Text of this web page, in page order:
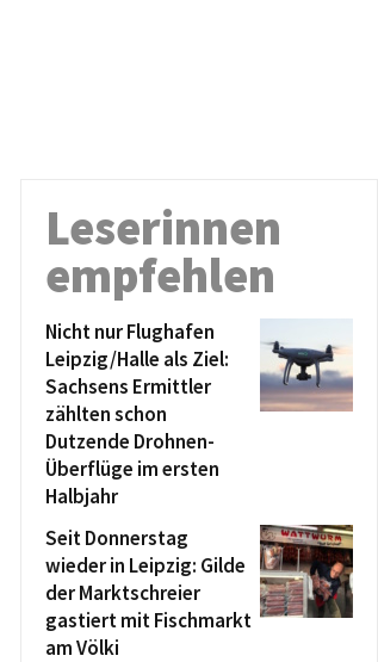
Leserinnen
empfehlen
Nicht nur Flughafen
Leipzig/Halle als Ziel:
Sachsens Ermittler
zählten schon
Dutzende Drohnen-
Überflüge im ersten
Halbjahr
Seit Donnerstag
wieder in Leipzig: Gilde
der Marktschreier
gastiert mit Fischmarkt
am Völki